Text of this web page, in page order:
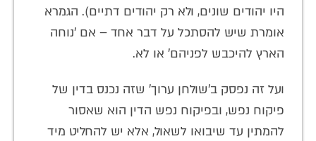
היו יהודים שונים, ולא רק יהודים דתיים). הגמרא
אומרת שיש להסתכל על דבר אחד – אם 'נוחה
הארץ להיכבש לפניהם' או לא.
ועל זה נפסק ב'שולחן ערוך' שזה נכנס בדין של
פיקוח נפש, ובפיקוח נפש הדין הוא שאסור
להמתין עד שיבואו לשאול, אלא יש להחליט מיד